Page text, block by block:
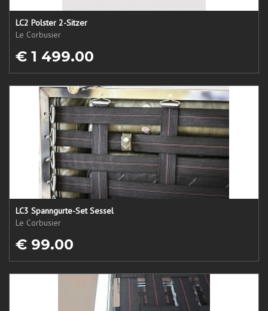
LC2 Polster 2-Sitzer
Le Corbusier
€ 1 499.00
LC3 Spanngurte-Set Sessel
Le Corbusier
€ 99.00